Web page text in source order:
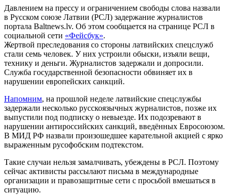
Давлением на прессу и ограничением свободы слова назвали
в Русском союзе Латвии (РСЛ) задержание журналистов
портала Baltnews.lv. Об этом сообщается на странице РСЛ в
социальной сети «Фейсбук».
Жертвой преследования со стороны латвийских спецслужб
стали семь человек. У них устроили обыски, изъяли вещи,
технику и деньги. Журналистов задержали и допросили.
Служба государственной безопасности обвиняет их в
нарушении европейских санкций.
Напомним, на прошлой неделе латвийские спецслужбы
задержали несколько русскоязычных журналистов, позже их
выпустили под подписку о невыезде. Их подозревают в
нарушении антироссийских санкций, введённых Евросоюзом.
В МИД РФ назвали произошедшее карательной акцией с ярко
выраженным русофобским подтекстом.
Такие случаи нельзя замалчивать, убеждены в РСЛ. Поэтому
сейчас активисты рассылают письма в международные
организации и правозащитные сети с просьбой вмешаться в
ситуацию.